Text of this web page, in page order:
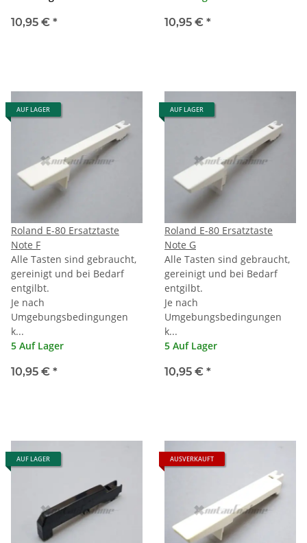
10,95 € *
10,95 € *
AUF LAGER
Roland E-80 Ersatztaste
Note F
Alle Tasten sind gebraucht,
gereinigt und bei Bedarf
entgilbt.
Je nach
Umgebungsbedingungen
k...
5 Auf Lager
10,95 € *
AUF LAGER
Roland E-80 Ersatztaste
Note G
Alle Tasten sind gebraucht,
gereinigt und bei Bedarf
entgilbt.
Je nach
Umgebungsbedingungen
k...
5 Auf Lager
10,95 € *
AUF LAGER AUSVERKAUFT